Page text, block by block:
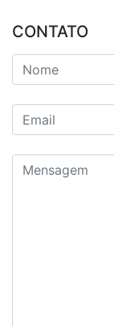
CONTATO